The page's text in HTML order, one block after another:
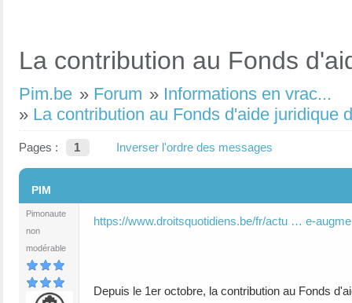
La contribution au Fonds
Pim.be » Forum » Informations en vrac...
» La contribution au Fonds d'aide juridique
Pages : 1 Inverser l'ordre des messages
PIM
Pimonaute
non
modérable
https://www.droitsquotidiens.be/fr/actu … e-
Depuis le 1er octobre, la contribution au Fonds